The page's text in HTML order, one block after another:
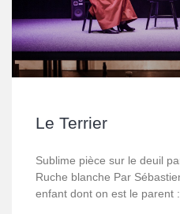
Le Terrier
Sublime pièce sur le deuil
Ruche blanche Par
enfant dont on est le parent :